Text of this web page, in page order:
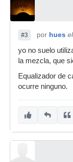
#3 por hues
yo no suelo
la mezcla, que
Equalizador de
ocurre ninguno.